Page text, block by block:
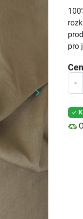
Další
keyboard_arrow_right
pro
-
